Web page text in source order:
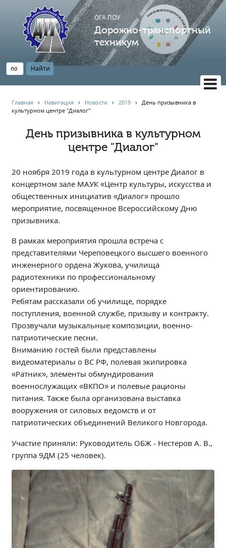
ОГА ПОУ
Дорожно-транспортный
техникум
НАВИГАЦИЯ
Главная
Профессионалитет
Опрос по качеству образования
Новости
Наблюдательный совет
Информация
Профориентация
Обращения онлайн
Контакты
Региональный центр по профилактике ДДТТ
Учебно-производственный комплекс
Центр карьеры
Противодействие коррупции
Всероссийское чемпионатное движение
Региональная инновационная площадка
СВЕДЕНИЯ ОБ ОБРАЗОВАТЕЛЬНОЙ ОРГАНИЗАЦИИ
Основные сведения
Структура и органы управления образовательной
Документы
Образование
Образовательные стандарты и требования
Руководство
Педагогический состав
Материально-техническое обеспечение и
оснащенность образовательного процесса.
Доступная среда
Главная › Навигация › Новости ›2019 ›День призывника в
культурном центре "Диалог"
День призывника в культурном
центре "Диалог"
20 ноября 2019 года в культурном центре Диалог в
концертном зале МАУК «Центр культуры, искусства и
общественных инициатив «Диалог» прошло
мероприятие, посвященное Всероссийскому Дню
призывника.
В рамках мероприятия прошла встреча с
представителями Череповецкого высшего военного
инженерного ордена Жукова, училища
радиотехники по профессиональному
ориентированию.
Ребятам рассказали об училище, порядке
поступления, военной службе, призыву и контракту.
Прозвучали музыкальные композиции, военно-
патриотические песни.
Вниманию гостей были представлены
видеоматериалы о ВС РФ, полевая экипировка
«Ратник», элементы обмундирования
военнослужащих «ВКПО» и полевые рационы
питания. Также была организована выставка
вооружения от силовых ведомств и от
патриотических объединений Великого Новгорода.
Участие приняли: Руководитель ОБЖ - Нестеров А. В.,
группа 9ДМ (25 человек).